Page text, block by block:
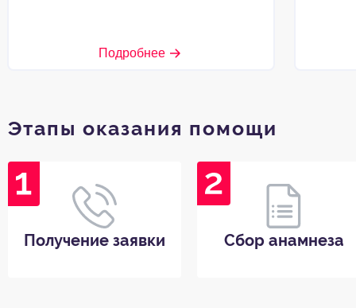
Подробнее
Этапы оказания помощи
Получение заявки Сбор анамнеза